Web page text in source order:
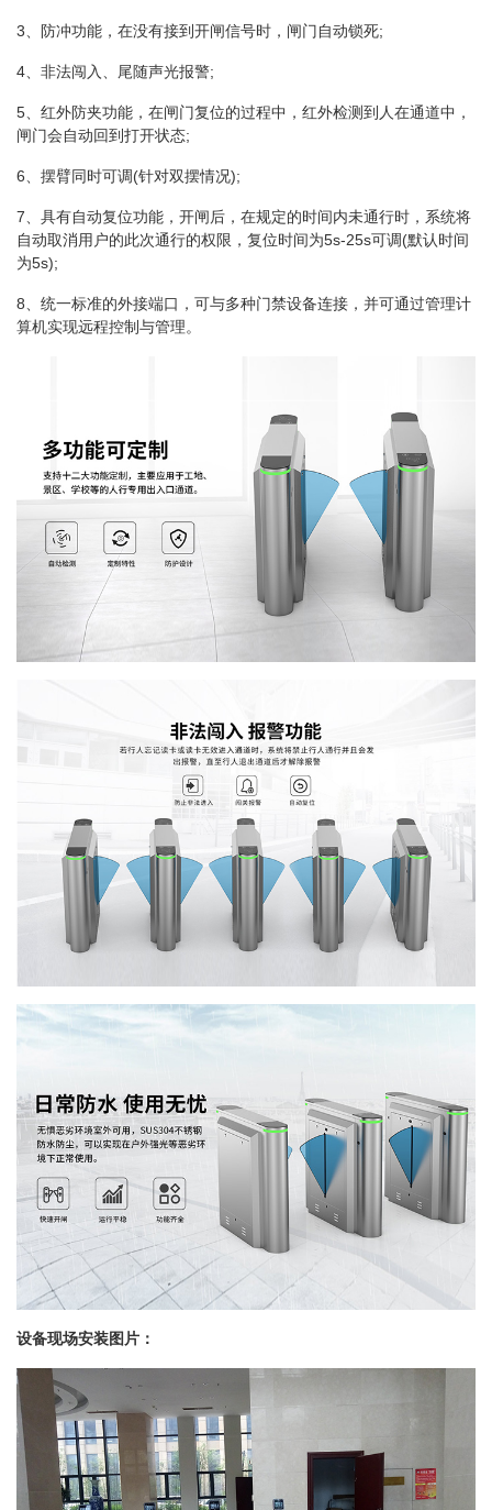
3、防冲功能，在没有接到开闸信号时，闸门自动锁死;
4、非法闯入、尾随声光报警;
5、红外防夹功能，在闸门复位的过程中，红外检测到人在通道中，
闸门会自动回到打开状态;
6、摆臂同时可调(针对双摆情况);
7、具有自动复位功能，开闸后，在规定的时间内未通行时，系统将
自动取消用户的此次通行的权限，复位时间为5s-25s可调(默认时间
为5s);
8、统一标准的外接端口，可与多种门禁设备连接，并可通过管理计
算机实现远程控制与管理。
设备现场安装图片：